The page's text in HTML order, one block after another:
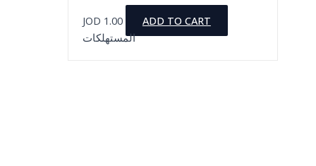
JOD 1.00
ADD TO CART
المستهلكات